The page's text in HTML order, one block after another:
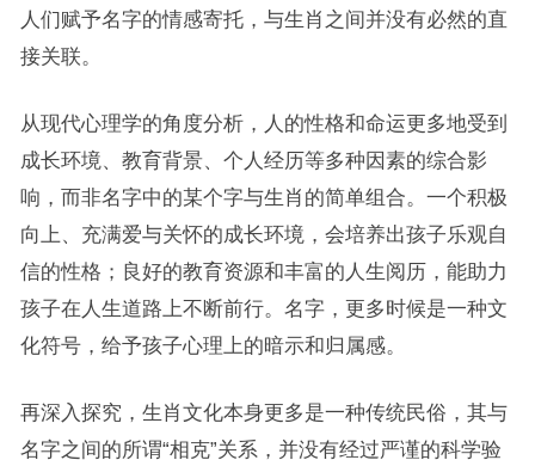
人们赋予名字的情感寄托，与生肖之间并没有必然的直
接关联。
从现代心理学的角度分析，人的性格和命运更多地受到
成长环境、教育背景、个人经历等多种因素的综合影
响，而非名字中的某个字与生肖的简单组合。一个积极
向上、充满爱与关怀的成长环境，会培养出孩子乐观自
信的性格；良好的教育资源和丰富的人生阅历，能助力
孩子在人生道路上不断前行。名字，更多时候是一种文
化符号，给予孩子心理上的暗示和归属感。
再深入探究，生肖文化本身更多是一种传统民俗，其与
名字之间的所谓“相克”关系，并没有经过严谨的科学验